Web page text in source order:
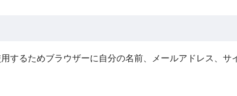
するためブラウザーに自分の名前、メールアドレス、サ